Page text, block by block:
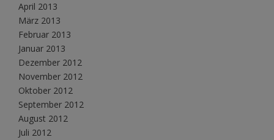
April 2013
März 2013
Februar 2013
Januar 2013
Dezember 2012
November 2012
Oktober 2012
September 2012
August 2012
Juli 2012